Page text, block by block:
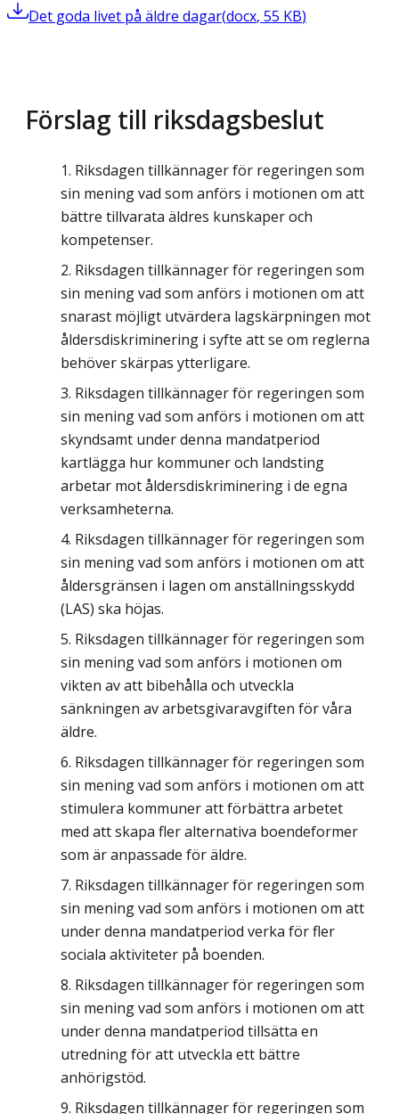
Det goda livet på äldre dagar(docx, 55 KB)
Förslag till riksdagsbeslut
Riksdagen tillkännager för regeringen som
sin mening vad som anförs i motionen om att
bättre tillvarata äldres kunskaper och
kompetenser.
Riksdagen tillkännager för regeringen som
sin mening vad som anförs i motionen om att
snarast möjligt utvärdera lagskärpningen mot
åldersdiskriminering i syfte att se om reglerna
behöver skärpas ytterligare.
Riksdagen tillkännager för regeringen som
sin mening vad som anförs i motionen om att
skyndsamt under denna mandatperiod
kartlägga hur kommuner och landsting
arbetar mot åldersdiskriminering i de egna
verksamheterna.
Riksdagen tillkännager för regeringen som
sin mening vad som anförs i motionen om att
åldersgränsen i lagen om anställningsskydd
(LAS) ska höjas.
Riksdagen tillkännager för regeringen som
sin mening vad som anförs i motionen om
vikten av att bibehålla och utveckla
sänkningen av arbetsgivaravgiften för våra
äldre.
Riksdagen tillkännager för regeringen som
sin mening vad som anförs i motionen om att
stimulera kommuner att förbättra arbetet
med att skapa fler alternativa boendeformer
som är anpassade för äldre.
Riksdagen tillkännager för regeringen som
sin mening vad som anförs i motionen om att
under denna mandatperiod verka för fler
sociala aktiviteter på boenden.
Riksdagen tillkännager för regeringen som
sin mening vad som anförs i motionen om att
under denna mandatperiod tillsätta en
utredning för att utveckla ett bättre
anhörigstöd.
Riksdagen tillkännager för regeringen som